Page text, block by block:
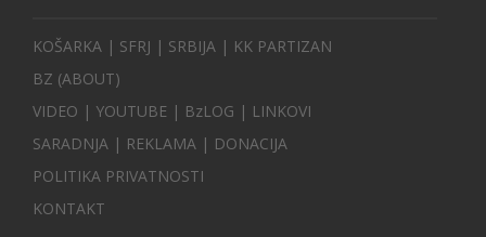
KOŠARKA | SFRJ | SRBIJA | KK PARTIZAN
BZ (ABOUT)
VIDEO | YOUTUBE | BzLOG | LINKOVI
SARADNJA | REKLAMA | DONACIJA
POLITIKA PRIVATNOSTI
KONTAKT